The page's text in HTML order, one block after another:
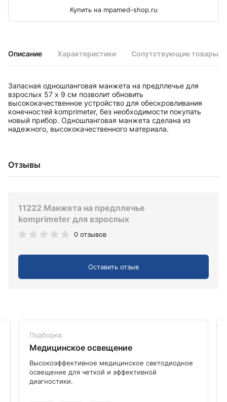
Описание Характеристики Сопутствующие товары
Запасная одношланговая манжета на предплечье для
взрослых 57 х 9 см позволит обновить
высококачественное устройство для обескровливания
конечностей komprimeter, без необходимости покупать
новый прибор. Одношланговая манжета сделана из
надежного, высококачественного материала.
Отзывы
11222 Манжета на предплечье
komprimeter для взрослых
0 отзывов
Оставить отзыв
Купить на mpamed-shop.ru
Подборка:
Медицинское освещение
Высокоэффективное медицинское светодиодное
освещение для четкой и эффективной
диагностики.